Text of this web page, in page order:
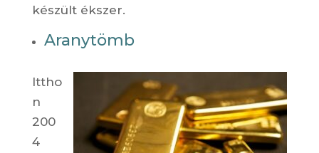
készült ékszer.
Aranytömb
Ittho
n
200
4